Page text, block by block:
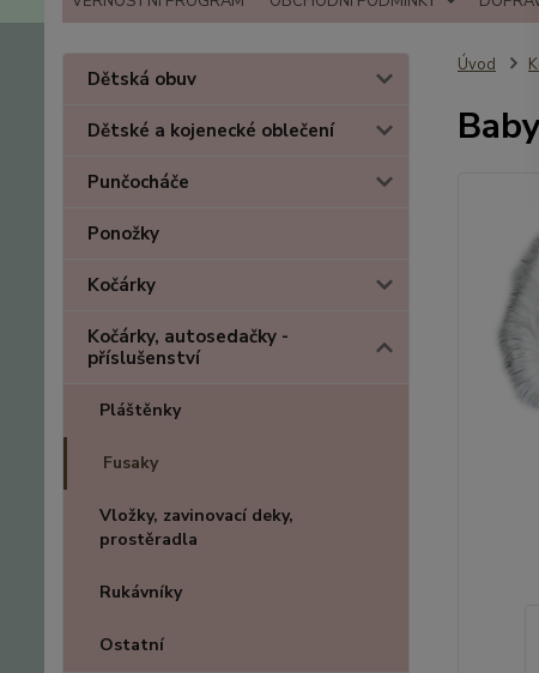
Dětská obuv
Dětské a kojenecké oblečení
Punčocháče
Ponožky
Kočárky
Kočárky, autosedačky -
příslušenství
Pláštěnky
Fusaky
Vložky, zavinovací deky,
prostěradla
Rukávníky
Ostatní
Úvod